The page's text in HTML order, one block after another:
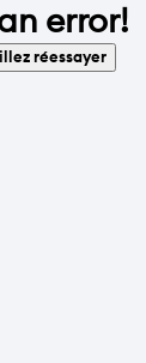
error!
réessayer